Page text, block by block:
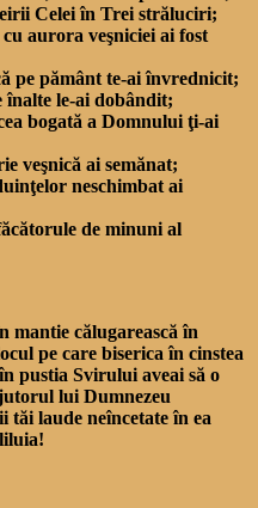
Celei în Trei străluciri;
aurora veşniciei ai fost
pe pământ te-ai învrednicit;
înalte le-ai dobândit;
bogată a Domnului ţi-ai
veşnică ai semănat;
neschimbat ai
de minuni al
călugarească în
pe care biserica în cinstea
pustia Svirului aveai să o
lui Dumnezeu
tăi laude neîncetate în ea